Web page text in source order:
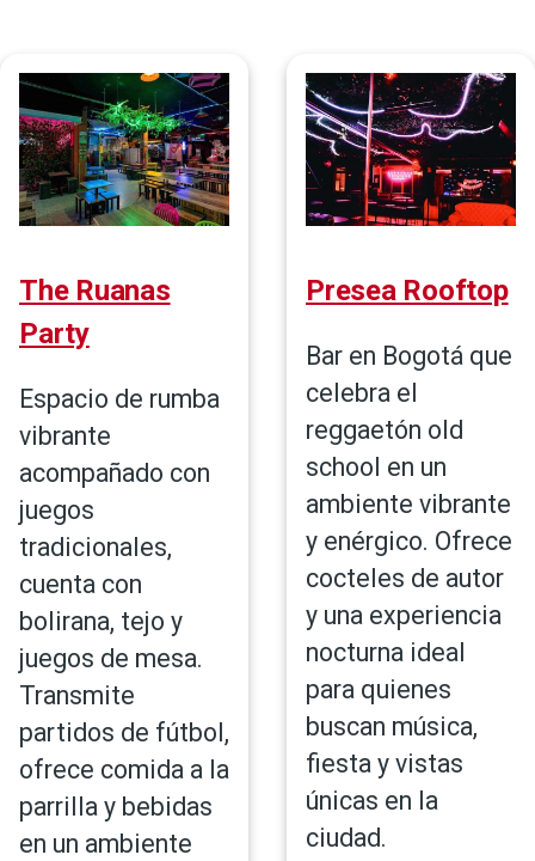
The Ruanas
Party
Espacio de rumba
vibrante
acompañado con
juegos
tradicionales,
cuenta con
bolirana, tejo y
juegos de mesa.
Transmite
partidos de fútbol,
ofrece comida a la
parrilla y bebidas
en un ambiente
Presea Rooftop
Bar en Bogotá que
celebra el
reggaetón old
school en un
ambiente vibrante
y enérgico. Ofrece
cocteles de autor
y una experiencia
nocturna ideal
para quienes
buscan música,
fiesta y vistas
únicas en la
ciudad.